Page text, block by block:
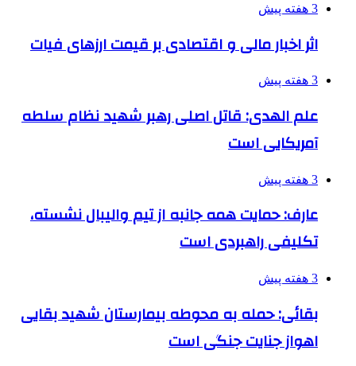
3 هفته پیش
اثر اخبار مالی و اقتصادی بر قیمت ارزهای فیات
3 هفته پیش
علم الهدی: قاتل اصلی رهبر شهید نظام سلطه
آمریکایی است
3 هفته پیش
عارف: حمایت همه جانبه از تیم والیبال نشسته،
تکلیفی راهبردی است
3 هفته پیش
بقائی: حمله به محوطه بیمارستان شهید بقایی
اهواز جنایت جنگی است